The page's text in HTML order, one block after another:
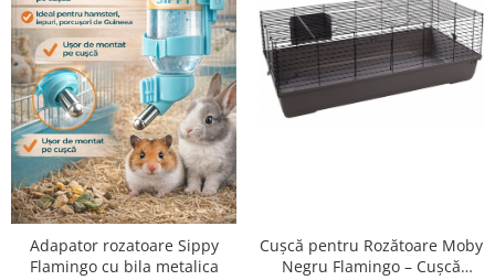
Adapator rozatoare Sippy
Flamingo cu bila metalica
Cușcă pentru Rozătoare Moby
Negru Flamingo – Cușcă